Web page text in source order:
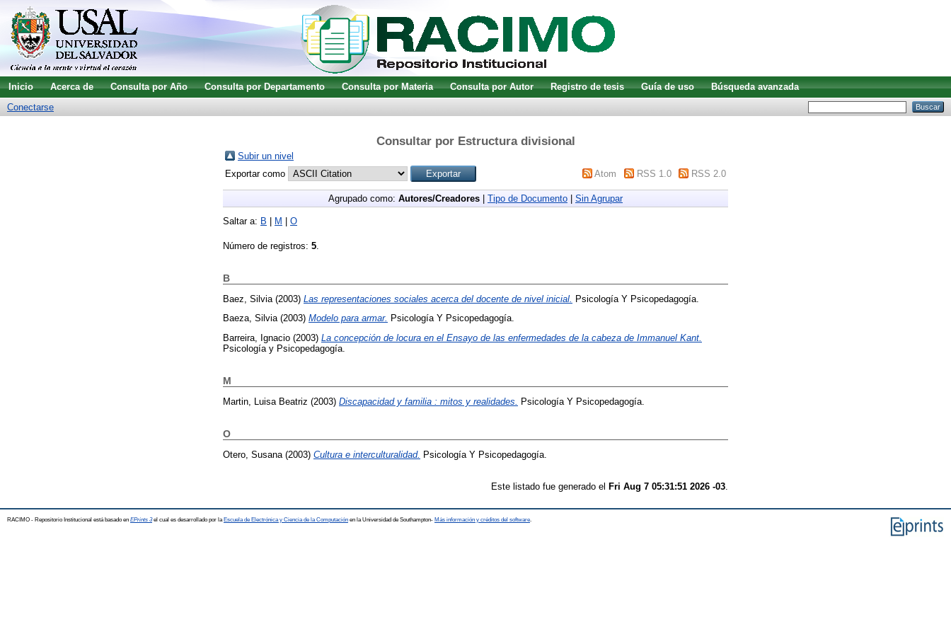
Inicio Acerca de Consulta por Año Consulta por Departamento Consulta por Materia Consulta por Autor Registro de tesis Guía de uso
Búsqueda avanzada
Conectarse
Consultar por Estructura divisional
Subir un nivel
Exportar como
Atom RSS 1.0 RSS 2.0
Agrupado como: Autores/Creadores Tipo de Documento Sin Agrupar
Saltar a: B M O
Número de registros: 5
B
Baez, Silvia (2003) Las representaciones sociales acerca del docente de nivel inicial. Psicología Y Psicopedagogía.
Baeza, Silvia(2003) Modelo para armar. Psicología Y Psicopedagogía.
Barreira, Ignacio (2003) La concepción de locura en el Ensayo de las enfermedades de la cabeza de Immanuel Kant.
Psicología y Psicopedagogía.
M
Martin, Luisa Beatriz (2003) Discapacidad y familia : mitos y realidades. Psicología Y Psicopedagogía.
O
Otero, Susana (2003) Cultura e interculturalidad. Psicología Y Psicopedagogía.
Este listado fue generado el Fri Aug 7 05:31:51 2026 -03
RACIMO - Repositorio Institucional está basado en EPrints 3el cual es desarrollado por la Escuela de Electrónica y Ciencia de la Computación en la Universidad de Southampton- Más información y créditos del software